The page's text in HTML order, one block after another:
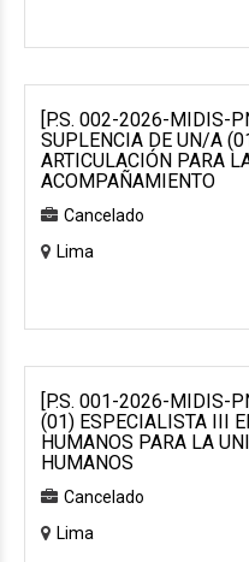
[P.S. 002-2026-MIDIS-
SUPLENCIA DE UN/A
ARTICULACIÓN PARA
ACOMPAÑAMIENTO
Cancelado
Lima
[P.S. 001-2026-MIDIS-
(01) ESPECIALISTA III
HUMANOS PARA LA
HUMANOS
Cancelado
Lima